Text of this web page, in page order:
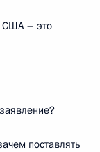
США – это
поставлять